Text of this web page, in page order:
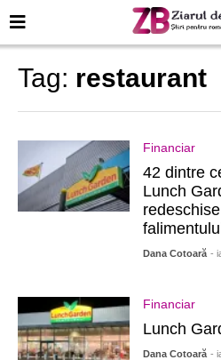
Tag: restaurant
Financiar
42 dintre
Lunch
Dana Cotoară -
Financiar
Lunch
Dana Cotoară -